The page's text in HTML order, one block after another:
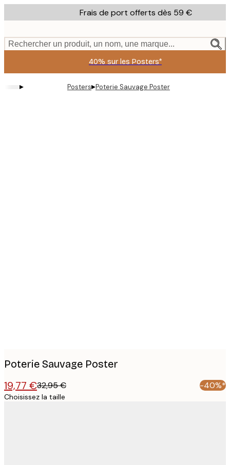
to
content.
Frais de port offerts dès 59 €
Rechercher un produit, un nom, une marque...
40% sur les Posters*
▸ Posters▸Poterie Sauvage Poster
Poterie Sauvage Poster
19,77 €32,95 € -40%*
Choisissez la taille